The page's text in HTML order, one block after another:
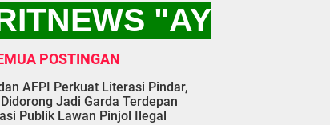
"AYO KITA
POSTINGAN
AFPI Perkuat Literasi Pindar,
Didorong Jadi Garda Terdepan
Publik Lawan Pinjol Ilegal